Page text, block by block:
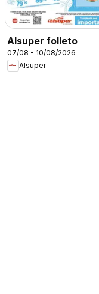
Alsuper folleto
07/08 - 10/08/2026
Alsuper